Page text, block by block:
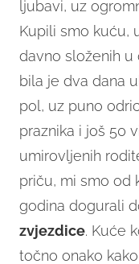
ljubavi, uz
Kupili smo kuću,
davno složenih u
bila je dva dana
pol, uz puno
praznika i još 50
umirovljenih
priču, mi smo od
godina dogurali
zvjezdice. Kuće
točno onako